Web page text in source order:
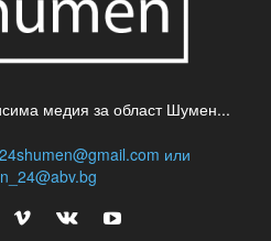
медия за област Шумен...
24shumen@gmail.com или